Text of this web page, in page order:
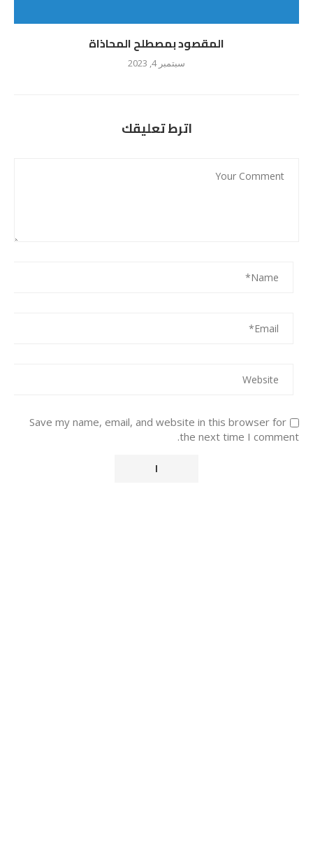
المقصود بمصطلح المحاذاة
سبتمبر 4, 2023
اترط تعليقك
Save my name, email, and website in this browser for
the next time I comment.